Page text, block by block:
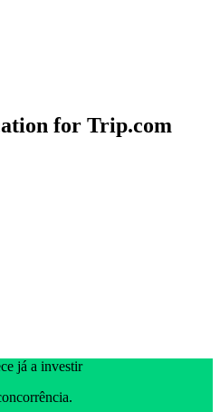
for Trip.com
já a investir